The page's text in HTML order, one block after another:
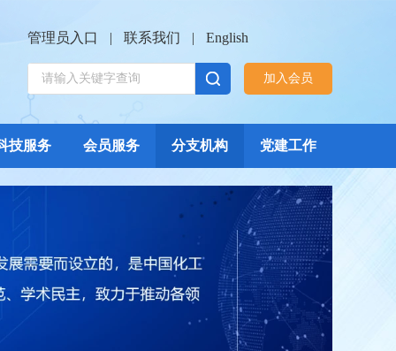
管理员入口 | 联系我们 | English
加入会员
技服务 会员服务 分支机构 党建工作